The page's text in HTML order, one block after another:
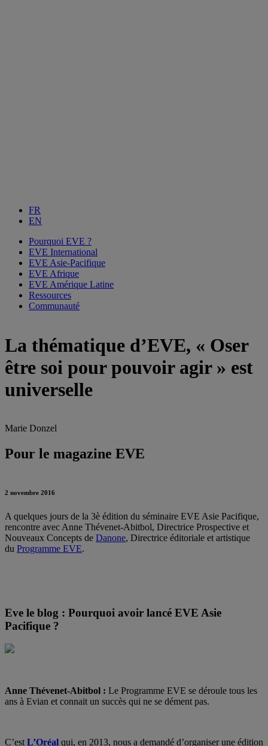
FR
EN
Pourquoi EVE ?
EVE International
EVE Asie-Pacifique
EVE Afrique
EVE Amérique Latine
Ressources
Communauté
La thématique d’EVE, « Oser
être soi pour pouvoir agir » est
universelle
Marie Donzel
Pour le magazine EVE
2 novembre 2016
A quelques jours de la 3è édition du séminaire EVE Asie Pacifique,
rencontre avec Anne Thévenet-Abitbol, Directrice Prospective et
Nouveaux Concepts de Danone, Directrice éditoriale et artistique
du Programme EVE.
Eve le blog : Pourquoi avoir lancé EVE Asie
Pacifique ?
Anne Thévenet-Abitbol : Le Programme EVE se déroule tous les
ans à Evian et connait un succès qui ne se dément pas.
C’est L’Oréal qui, en 2013, nous a demandé d’organiser une édition